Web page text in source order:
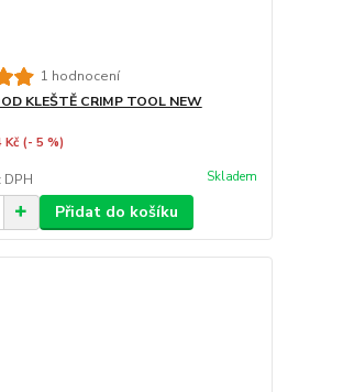
1 hodnocení
KLEŠTĚ CRIMP TOOL NEW
(- 5 %)
DPH Skladem
Přidat do košíku